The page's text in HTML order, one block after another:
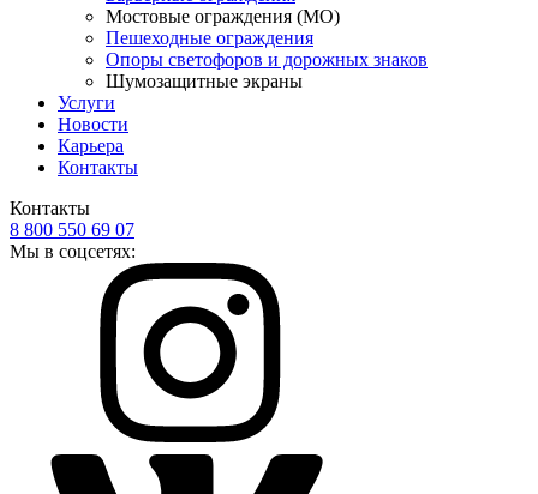
Мостовые ограждения (МО)
Пешеходные ограждения
Опоры светофоров и дорожных знаков
Шумозащитные экраны
Услуги
Новости
Карьера
Контакты
Контакты
8 800 550 69 07
Мы в соцсетях: